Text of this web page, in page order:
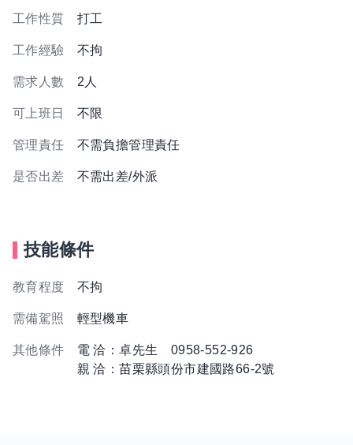
工作性質 打工
工作經驗 不拘
需求人數 2人
可上班日 不限
管理責任 不需負擔管理責任
是否出差 不需出差/外派
技能條件
教育程度 不拘
需備駕照 輕型機車
其他條件
電 洽：卓先生 0958-552-926
親 洽：苗栗縣頭份市建國路66-2號